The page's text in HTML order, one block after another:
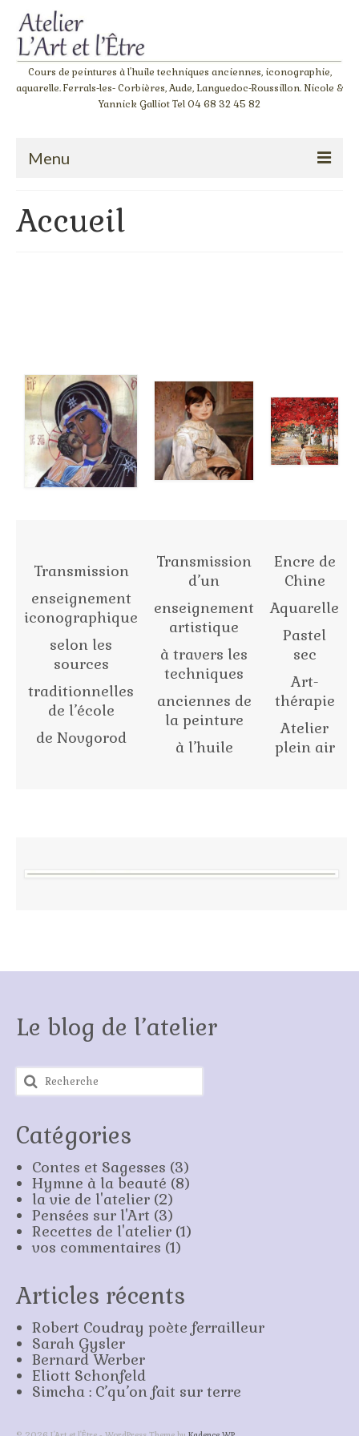
Cours de peintures à l'huile techniques anciennes, iconographie,
aquarelle. Ferrals-les- Corbières, Aude, Languedoc-Roussillon. Nicole &
Yannick Galliot Tel 04 68 32 45 82
Menu
Atelier de peinture à l’huile « Giotto »
L’atelier du compagnon
Stage technique 2
Stage pose de l’or
Stages d’été et autres…
L’aquarelle
Le pastel sec
L’encre de Chine…
Peinture et Thérapie
Commande de fresques
Accueil
Transmission
enseignement
iconographique
selon les
sources
traditionnelles
de l’école
de Novgorod
Transmission
d’un
enseignement
artistique
à travers les
techniques
anciennes de
la peinture
à l’huile
Encre de
Chine
Aquarelle
Pastel
sec
Art-
thérapie
Atelier
plein air
Le blog de l’atelier
Rechercher
:
Catégories
Contes et Sagesses (3)
Hymne à la beauté (8)
la vie de l'atelier (2)
Pensées sur l'Art (3)
Recettes de l'atelier (1)
vos commentaires (1)
Articles récents
Robert Coudray poète ferrailleur
Sarah Gysler
Bernard Werber
Eliott Schonfeld
Simcha : C’qu’on fait sur terre